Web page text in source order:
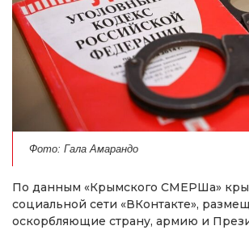
Фото: Гала Амарандо
По данным «Крымского СМЕРШа»
социальной сети «ВКонтакте»,
оскорбляющие страну, армию и